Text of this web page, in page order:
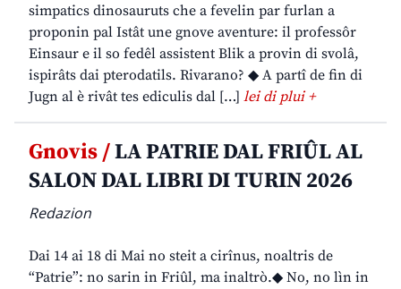
simpatics dinosauruts che a fevelin par furlan a
proponin pal Istât une gnove aventure: il professôr
Einsaur e il so fedêl assistent Blik a provin di svolâ,
ispirâts dai pterodatils. Rivarano? ◆ A partî de fin di
Jugn al è rivât tes ediculis dal […] lei di plui +
Gnovis /LA PATRIE DAL FRIÛL AL
SALON DAL LIBRI DI TURIN 2026
Redazion
Dai 14 ai 18 di Mai no steit a cirînus, noaltris de
“Patrie”: no sarin in Friûl, ma inaltrò.◆ No, no lìn in